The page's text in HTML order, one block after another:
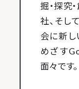
掘・探究
社、そし
会に新し
めざす
面々です。